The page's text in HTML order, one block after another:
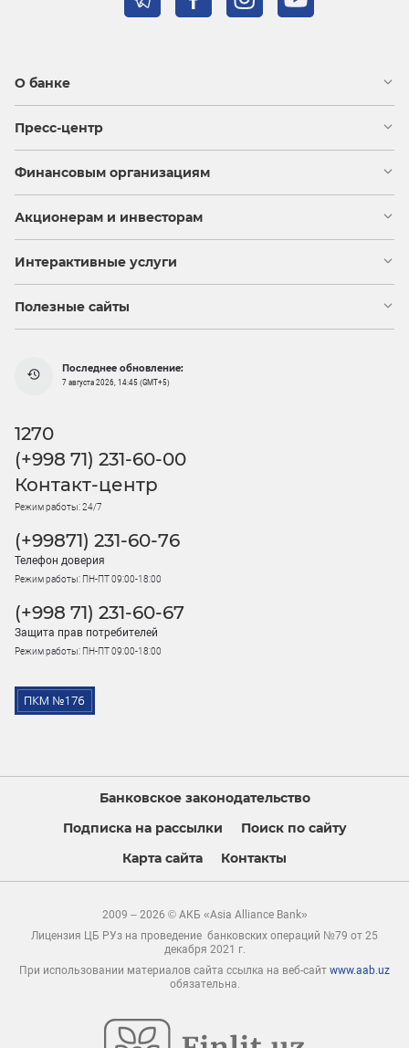
О банке
Пресс-центр
Финансовым организациям
Акционерам и инвесторам
Интерактивные услуги
Полезные сайты
Последнее обновление:
7 августа 2026, 14:45 (GMT+5)
1270
(+998 71) 231-60-00
Контакт-центр
Режим работы: 24/7
(+99871) 231-60-76
Телефон доверия
Режим работы: ПН-ПТ 09:00-18:00
(+998 71) 231-60-67
Защита прав потребителей
Режим работы: ПН-ПТ 09:00-18:00
Банковское законодательство
Подписка на рассылки
Поиск по сайту
Карта сайта
Контакты
2009 – 2026 © АКБ «Asia Alliance Bank»
Лицензия ЦБ РУз на проведение банковских операций №79 от 25
декабря 2021 г.
При использовании материалов сайта ссылка на веб-сайт www.aab.uz
обязательна.